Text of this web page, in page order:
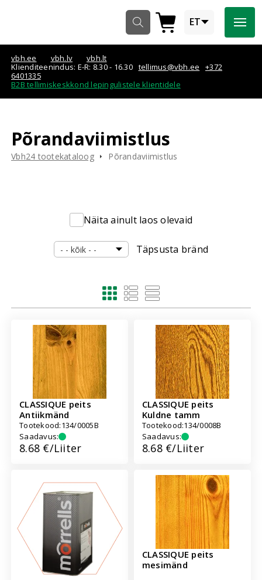
  ET 
vbh.ee vbh.lv
vbh.lt
Klienditeenindus: E-R: 8.30 - 16.30 tellimus@vbh.ee
+372
6401335
B2B tellimiskeskkond lepingulistele klientidele
Põrandaviimistlus
Vbh24 tootekataloog Põrandaviimistlus
Näita ainult laos olevaid
Täpsusta bränd
Ruudustikuna
Nimekirjana piltidega
Nimekirjana ilma
CLASSIQUE peits
Antiikmänd
Tootekood:134/0005B
Saadavus:
Hind:
8.68 €/Liiter
CLASSIQUE peits
Kuldne tamm
Tootekood:134/0008B
Saadavus:
Hind:
8.68 €/Liiter
CLASSIQUE peits
mesimänd